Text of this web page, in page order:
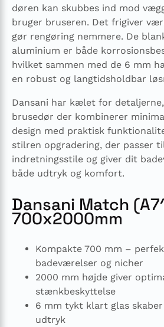
døren kan skubbes ind mod
bruger bruseren. Det frigiver
gør rengøring nemmere. De
aluminium er både
hvilket sammen med de 6 mm
en robust og langtidsholdbar
Dansani har kælet for
brusedør der kombinerer
design med praktisk
stilren opgradering, der passer
indretningsstile og giver dit
både udtryk og komfort.
Dansani Match
700x2000mm
Kompakte 700 mm –
badeværelser og nicher
2000 mm højde giver
stænkbeskyttelse
6 mm tykt klart glas
udtryk